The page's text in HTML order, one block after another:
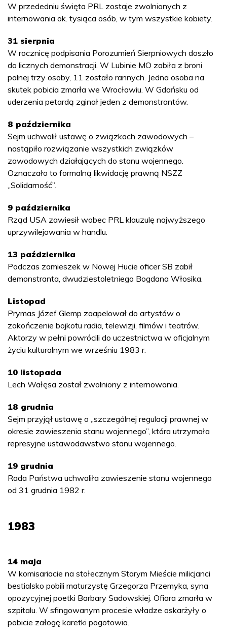
W przededniu święta PRL zostaje zwolnionych z
internowania ok. tysiąca osób, w tym wszystkie kobiety.
31 sierpnia
W rocznicę podpisania Porozumień Sierpniowych doszło
do licznych demonstracji. W Lubinie MO zabiła z broni
palnej trzy osoby, 11 zostało rannych. Jedna osoba na
skutek pobicia zmarła we Wrocławiu. W Gdańsku od
uderzenia petardą zginał jeden z demonstrantów.
8 października
Sejm uchwalił ustawę o związkach zawodowych –
nastąpiło rozwiązanie wszystkich związków
zawodowych działających do stanu wojennego.
Oznaczało to formalną likwidację prawną NSZZ
„Solidarność”.
9 października
Rząd USA zawiesił wobec PRL klauzulę najwyższego
uprzywilejowania w handlu.
13 października
Podczas zamieszek w Nowej Hucie oficer SB zabił
demonstranta, dwudziestoletniego Bogdana Włosika.
Listopad
Prymas Józef Glemp zaapelował do artystów o
zakończenie bojkotu radia, telewizji, filmów i teatrów.
Aktorzy w pełni powrócili do uczestnictwa w oficjalnym
życiu kulturalnym we wrześniu 1983 r.
10 listopada
Lech Wałęsa został zwolniony z internowania.
18 grudnia
Sejm przyjął ustawę o „szczególnej regulacji prawnej w
okresie zawieszenia stanu wojennego”, która utrzymała
represyjne ustawodawstwo stanu wojennego.
19 grudnia
Rada Państwa uchwaliła zawieszenie stanu wojennego
od 31 grudnia 1982 r.
1983
14 maja
W komisariacie na stołecznym Starym Mieście milicjanci
bestialsko pobili maturzystę Grzegorza Przemyka, syna
opozycyjnej poetki Barbary Sadowskiej. Ofiara zmarła w
szpitalu. W sfingowanym procesie władze oskarżyły o
pobicie załogę karetki pogotowia.